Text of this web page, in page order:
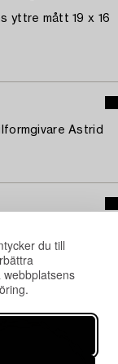
du till
yttre mått 19 x 16
Astrid
på